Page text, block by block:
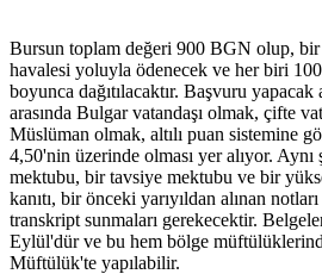
Bursun toplam değeri 900 BGN olup, bir
havalesi yoluyla ödenecek ve her biri
boyunca dağıtılacaktır. Başvuru
arasında Bulgar vatandaşı olmak, çifte
Müslüman olmak, altılı puan sistemine
4,50'nin üzerinde olması yer alıyor.
mektubu, bir tavsiye mektubu ve bir
kanıtı, bir önceki yarıyıldan alınan
transkript sunmaları gerekecektir.
Eylül'dür ve bu hem bölge
Müftülük'te yapılabilir.